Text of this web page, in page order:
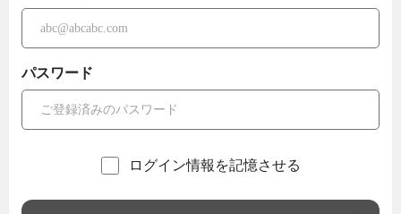
パスワード
ログイン情報を記憶させる